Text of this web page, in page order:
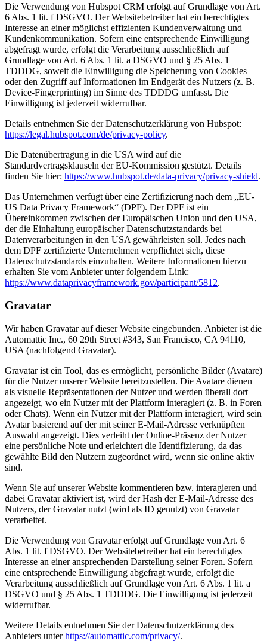
Die Verwendung von Hubspot CRM erfolgt auf Grundlage von Art.
6 Abs. 1 lit. f DSGVO. Der Websitebetreiber hat ein berechtigtes
Interesse an einer möglichst effizienten Kundenverwaltung und
Kundenkommunikation. Sofern eine entsprechende Einwilligung
abgefragt wurde, erfolgt die Verarbeitung ausschließlich auf
Grundlage von Art. 6 Abs. 1 lit. a DSGVO und § 25 Abs. 1
TDDDG, soweit die Einwilligung die Speicherung von Cookies
oder den Zugriff auf Informationen im Endgerät des Nutzers (z. B.
Device-Fingerprinting) im Sinne des TDDDG umfasst. Die
Einwilligung ist jederzeit widerrufbar.
Details entnehmen Sie der Datenschutzerklärung von Hubspot:
https://legal.hubspot.com/de/privacy-policy.
Die Datenübertragung in die USA wird auf die
Standardvertragsklauseln der EU-Kommission gestützt. Details
finden Sie hier: https://www.hubspot.de/data-privacy/privacy-shield.
Das Unternehmen verfügt über eine Zertifizierung nach dem „EU-
US Data Privacy Framework“ (DPF). Der DPF ist ein
Übereinkommen zwischen der Europäischen Union und den USA,
der die Einhaltung europäischer Datenschutzstandards bei
Datenverarbeitungen in den USA gewährleisten soll. Jedes nach
dem DPF zertifizierte Unternehmen verpflichtet sich, diese
Datenschutzstandards einzuhalten. Weitere Informationen hierzu
erhalten Sie vom Anbieter unter folgendem Link:
https://www.dataprivacyframework.gov/participant/5812.
Gravatar
Wir haben Gravatar auf dieser Website eingebunden. Anbieter ist die
Automattic Inc., 60 29th Street #343, San Francisco, CA 94110,
USA (nachfolgend Gravatar).
Gravatar ist ein Tool, das es ermöglicht, persönliche Bilder (Avatare)
für die Nutzer unserer Website bereitzustellen. Die Avatare dienen
als visuelle Repräsentationen der Nutzer und werden überall dort
angezeigt, wo ein Nutzer mit der Plattform interagiert (z. B. in Foren
oder Chats). Wenn ein Nutzer mit der Plattform interagiert, wird sein
Avatar basierend auf der mit seiner E-Mail-Adresse verknüpften
Auswahl angezeigt. Dies verleiht der Online-Präsenz der Nutzer
eine persönliche Note und erleichtert die Identifizierung, da das
gewählte Bild den Nutzern zugeordnet wird, wenn sie online aktiv
sind.
Wenn Sie auf unserer Website kommentieren bzw. interagieren und
dabei Gravatar aktiviert ist, wird der Hash der E-Mail-Adresse des
Nutzers, der Gravatar nutzt (wird als ID genutzt) von Gravatar
verarbeitet.
Die Verwendung von Gravatar erfolgt auf Grundlage von Art. 6
Abs. 1 lit. f DSGVO. Der Websitebetreiber hat ein berechtigtes
Interesse an einer ansprechenden Darstellung seiner Foren. Sofern
eine entsprechende Einwilligung abgefragt wurde, erfolgt die
Verarbeitung ausschließlich auf Grundlage von Art. 6 Abs. 1 lit. a
DSGVO und § 25 Abs. 1 TDDDG. Die Einwilligung ist jederzeit
widerrufbar.
Weitere Details entnehmen Sie der Datenschutzerklärung des
Anbieters unterhttps://automattic.com/privacy/.